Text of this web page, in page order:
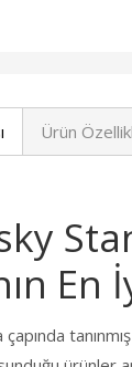
Ürün
En